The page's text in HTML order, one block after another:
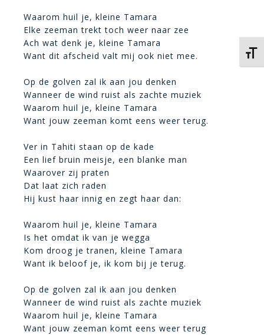
Waarom huil je, kleine Tamara
Elke zeeman trekt toch weer naar zee
Ach wat denk je, kleine Tamara
Want dit afscheid valt mij ook niet mee.
Op de golven zal ik aan jou denken
Wanneer de wind ruist als zachte muziek
Waarom huil je, kleine Tamara
Want jouw zeeman komt eens weer terug.
Ver in Tahiti staan op de kade
Een lief bruin meisje, een blanke man
Waarover zij praten
Dat laat zich raden
Hij kust haar innig en zegt haar dan:
Waarom huil je, kleine Tamara
Is het omdat ik van je wegga
Kom droog je tranen, kleine Tamara
Want ik beloof je, ik kom bij je terug.
Op de golven zal ik aan jou denken
Wanneer de wind ruist als zachte muziek
Waarom huil je, kleine Tamara
Want jouw zeeman komt eens weer terug